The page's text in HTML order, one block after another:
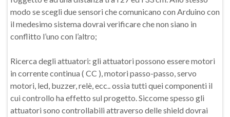
modo se scegli due sensori che comunicano con Arduino con
il medesimo sistema dovrai verificare che non siano in
conflitto l’uno con l’altro;
Ricerca degli attuatori: gli attuatori possono essere motori
in corrente continua ( CC ), motori passo-passo, servo
motori, led, buzzer, relè, ecc.. ossia tutti quei componenti il
cui controllo ha effetto sul progetto. Siccome spesso gli
attuatori sono controllabili attraverso delle shield dovrai